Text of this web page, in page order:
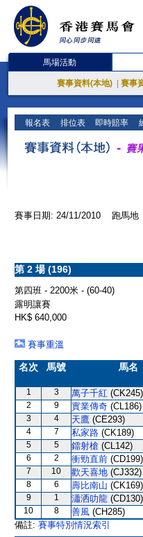
馬場活動
賽事資料(本地) 賽事
報名表 排位表 即時賠率
賽事日期: 24/11/2010 跑馬地
第 2 場 (196)
第四班 - 2200米 - (60-40)
露明讓賽
HK$ 640,000
賽事重溫
名次 馬號 馬名
1 3 萬子千紅 (CK245)
2
9 實業傳奇 (CL186)
3
4 天鷹 (CE293)
4
7 私家路 (CK189)
5
5 鐳射槍 (CL142)
6
2 衝勁直前 (CD199)
7
10 歡天喜地 (CJ332)
8
6 壽比南山 (CK169)
9
1 瀟洒叻龍 (CD130)
10
8 善風 (CH285)
備註: 賽事特別情況索引